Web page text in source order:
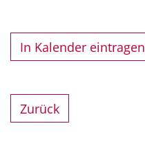
In Kalender eintragen
Zurück